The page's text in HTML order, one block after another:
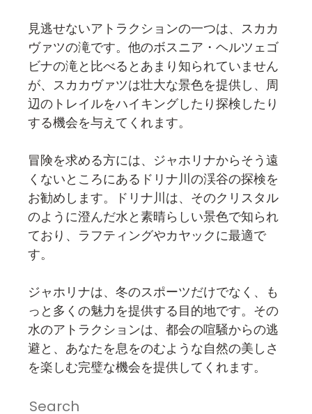
見逃せないアトラクションの一つは、スカカ
ヴァツの滝です。他のボスニア・ヘルツェゴ
ビナの滝と比べるとあまり知られていません
が、スカカヴァツは壮大な景色を提供し、周
辺のトレイルをハイキングしたり探検したり
する機会を与えてくれます。
冒険を求める方には、ジャホリナからそう遠
くないところにあるドリナ川の渓谷の探検を
お勧めします。ドリナ川は、そのクリスタル
のように澄んだ水と素晴らしい景色で知られ
ており、ラフティングやカヤックに最適で
す。
ジャホリナは、冬のスポーツだけでなく、も
っと多くの魅力を提供する目的地です。その
水のアトラクションは、都会の喧騒からの逃
避と、あなたを息をのむような自然の美しさ
を楽しむ完璧な機会を提供してくれます。